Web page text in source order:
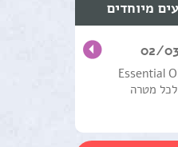
מיוחדים
02/
מטרה